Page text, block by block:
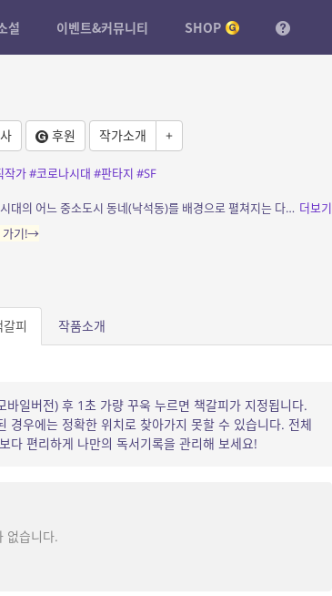
설 이벤트&커뮤니티 SHOP
후원 작가소개 +
작가#코로나시대 #판타지 #SF
소개: 연작 <낙석동 소시민 탐구일지>의 첫 작품입니다. 코로나 시대의 어느 중소도시 동네(낙석동)를 배경으로 펼쳐지는 다양한 인물 군상들의 생존기입니다. 첫 작품 [김문조의 ... 더보기
가기!→
갈피 작품소개
일버전) 후 1초 가량 꾸욱 누르면 책갈피가 지정됩니다.
경우에는 정확한 위치로 찾아가지 못할 수 있습니다. 전체
다 편리하게 나만의 독서기록을 관리해 보세요!
없습니다.